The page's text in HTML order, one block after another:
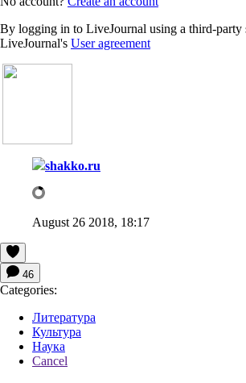
By logging in to LiveJournal using a third-party
LiveJournal's User agreement
shakko.ru
August 26 2018, 18:17
46
Categories:
Литература
Культура
Наука
Cancel